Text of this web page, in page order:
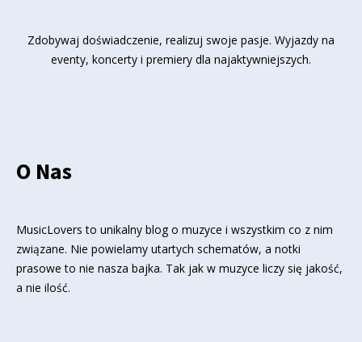
Zdobywaj doświadczenie, realizuj swoje pasje. Wyjazdy na
eventy, koncerty i premiery dla najaktywniejszych.
O Nas
MusicLovers to unikalny blog o muzyce i wszystkim co z nim
związane. Nie powielamy utartych schematów, a notki
prasowe to nie nasza bajka. Tak jak w muzyce liczy się jakość,
a nie ilość.